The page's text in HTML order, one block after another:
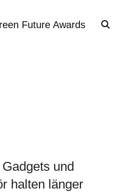
Future Awards
und
halten länger